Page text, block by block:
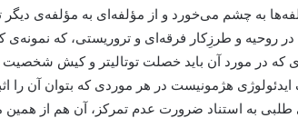
به چشم می‌خورد و از مؤلفه‌ای به مؤلفه‌ی دیگر
در روحیه و طرزِکار فرقه‌ای و تروریستی، که
که در مورد آن باید خصلت توتالیتر و کیش شخصیت
ایدئولوژی هژمونیست در هر موردی که بتوان آن را
طلبی به استناد ضرورت عدم تمرکز، آن هم از